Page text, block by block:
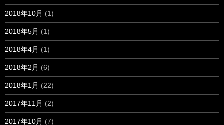
2018年10月 (1)
2018年5月 (1)
2018年4月 (1)
2018年2月 (6)
2018年1月 (22)
2017年11月 (2)
2017年10月 (7)